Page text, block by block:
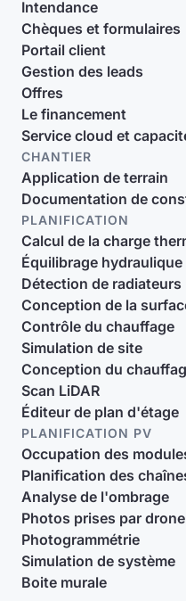
Intendance
Chèques et formulaires
Portail client
Gestion des leads
Offres
Le financement
Service cloud et
CHANTIER
Application de terrain
Documentation de
PLANIFICATION
Calcul de la charge
Équilibrage hydraulique
Détection de radiateurs
Conception de la
Contrôle du chauffage
Simulation de site
Conception du
Scan LiDAR
Éditeur de plan d'étage
PLANIFICATION PV
Occupation des
Planification des
Analyse de l'ombrage
Photos prises par drone
Photogrammétrie
Simulation de système
Boite murale